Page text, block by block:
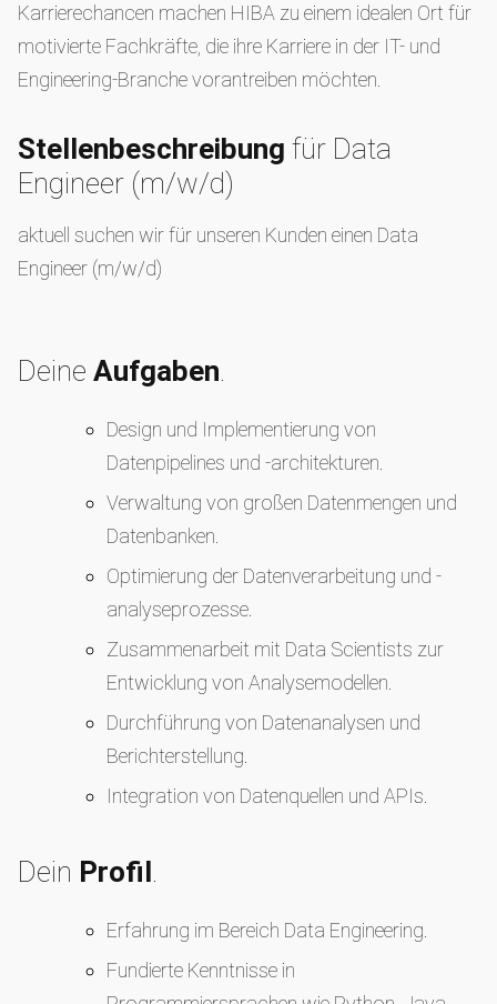
Karrierechancen machen HIBA zu einem idealen Ort für
motivierte Fachkräfte, die ihre Karriere in der IT- und
Engineering-Branche vorantreiben möchten.
Stellenbeschreibung für Data
Engineer (m/w/d)
aktuell suchen wir für unseren Kunden einen Data
Engineer (m/w/d)
Deine Aufgaben.
Design und Implementierung von
Datenpipelines und -architekturen.
Verwaltung von großen Datenmengen und
Datenbanken.
Optimierung der Datenverarbeitung und -
analyseprozesse.
Zusammenarbeit mit Data Scientists zur
Entwicklung von Analysemodellen.
Durchführung von Datenanalysen und
Berichterstellung.
Integration von Datenquellen und APIs.
Dein Profil.
Erfahrung im Bereich Data Engineering.
Fundierte Kenntnisse in